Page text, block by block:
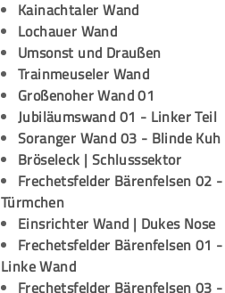
Kainachtaler Wand
Lochauer Wand
Umsonst und Draußen
Trainmeuseler Wand
Großenoher Wand 01
Jubiläumswand 01 - Linker Teil
Soranger Wand 03 - Blinde Kuh
Bröseleck | Schlusssektor
Frechetsfelder Bärenfelsen 02 -
Türmchen
Einsrichter Wand | Dukes Nose
Frechetsfelder Bärenfelsen 01 -
Linke Wand
Frechetsfelder Bärenfelsen 03 -